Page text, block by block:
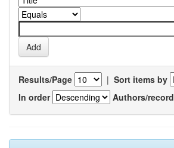
Results/Page | Sort items by
In order
Authors/record